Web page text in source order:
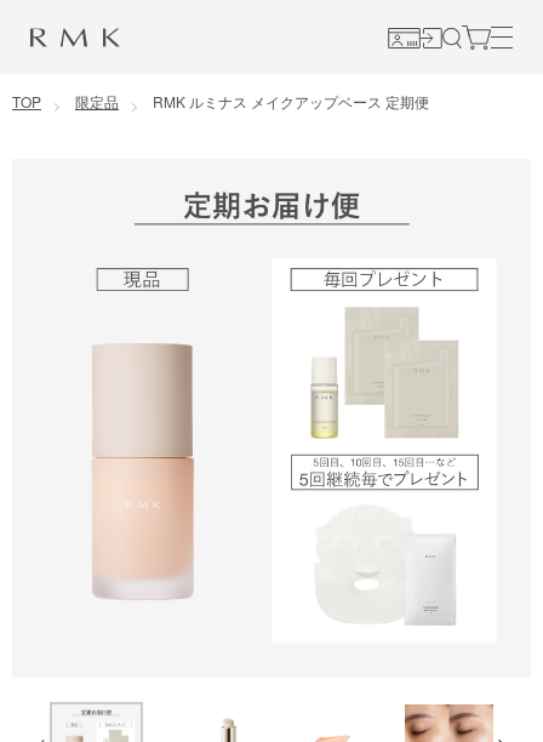
コンテンツに移動
TOP 限定品 RMK ルミナス メイクアップベース 定期便